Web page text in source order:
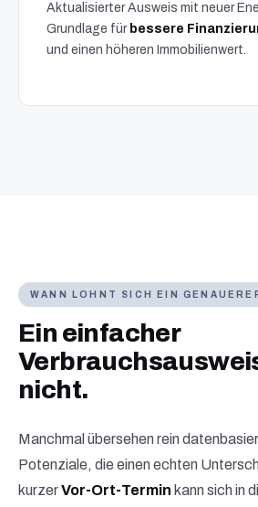
Aktualisierter Ausweis mit neuer
Grundlage für bessere
und einen höheren Immobilienwert.
WANN LOHNT SICH EIN
Ein einfacher
nicht.
Manchmal übersehen rein
Potenziale, die einen echten
kurzerVor-Ort-Termin kann sich in